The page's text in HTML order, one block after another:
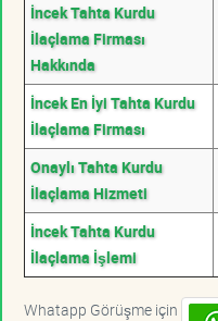
İncek Tahta Kurdu
İlaçlama Firması
Hakkında
İncek En İyi Tahta Kurdu
İlaçlama Firması
Onaylı Tahta Kurdu
İlaçlama Hizmeti
İncek Tahta Kurdu
İlaçlama İşlemi
Whatapp Görüşme için